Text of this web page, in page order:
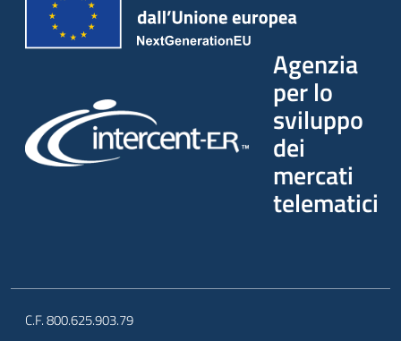
Agenzia
per lo
sviluppo
dei
mercati
telematici
C.F. 800.625.903.79